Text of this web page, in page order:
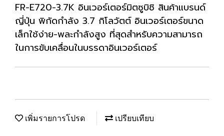
FR-E720-3.7K อินเวอร์เตอร์มิตซูบิชิ สินค้าแบรนด์
ญี่ปุ่น พิกัดกำลัง 3.7 กิโลวัตต์ อินเวอร์เตอร์ขนาด
เล็กใช้ง่าย-พละกำลังสูง ที่สุดสำหรับความสามารถ
ในการขับเคลื่อนในบรรดาอินเวอร์เตอร์
เพิ่มรายการโปรด เปรียบเทียบ